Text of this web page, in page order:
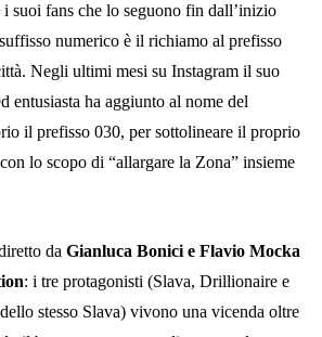
suoi fans che lo seguono fin dall’inizio
numerico è il richiamo al prefisso
Negli ultimi mesi su Instagram il suo
entusiasta ha aggiunto al nome del
il prefisso 030, per sottolineare il proprio
lo scopo di “allargare la Zona” insieme
da Gianluca Bonici e Flavio Mocka
: i tre protagonisti (Slava, Drillionaire e
stesso Slava) vivono una vicenda oltre